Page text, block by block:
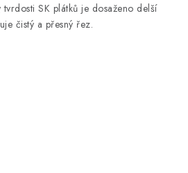
tvrdosti SK plátků je dosaženo delší
čistý a přesný řez.